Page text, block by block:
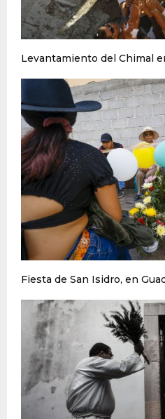
Levantamiento del Chimal
Fiesta de San Isidro, en